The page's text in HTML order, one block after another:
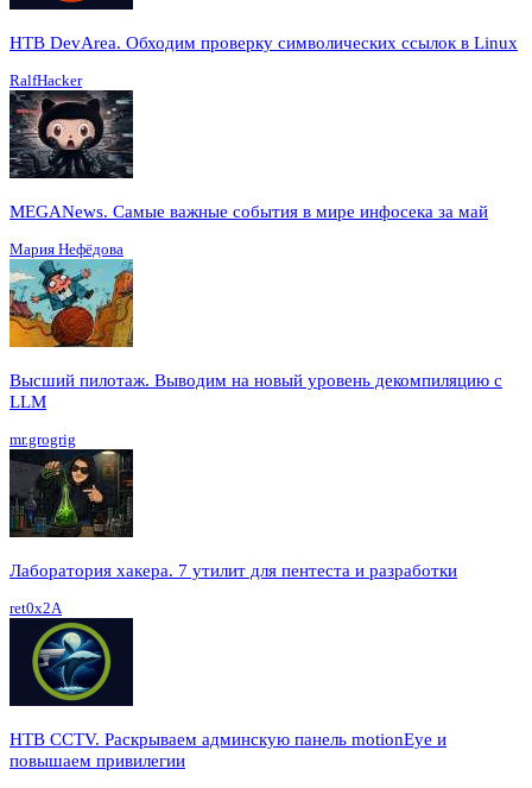
HTB DevArea. Обходим проверку символических ссылок в Linux
RalfHacker
MEGANews. Cамые важные события в мире инфосека за май
Мария Нефёдова
Высший пилотаж. Выводим на новый уровень декомпиляцию с
LLM
mr.grogrig
Лаборатория хакера. 7 утилит для пентеста и разработки
ret0x2A
HTB CCTV. Раскрываем админскую панель motionEye и
повышаем привилегии